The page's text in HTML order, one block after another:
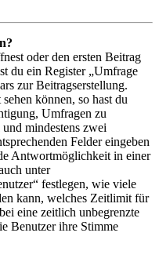
oder den ersten Beitrag
du ein Register „Umfrage
zur Beitragserstellung.
können, so hast du
Umfragen zu
mindestens zwei
Felder eingeben
Antwortmöglichkeit in einer
unter
festlegen, wie viele
kann, welches Zeitlimit für
eine zeitlich unbegrenzte
Benutzer ihre Stimme